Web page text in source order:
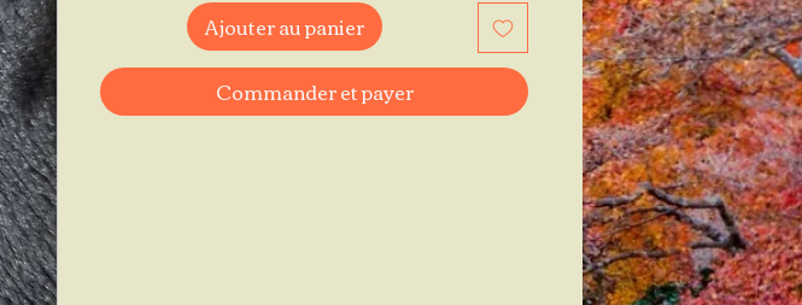
Ajouter au panier
Commander et payer